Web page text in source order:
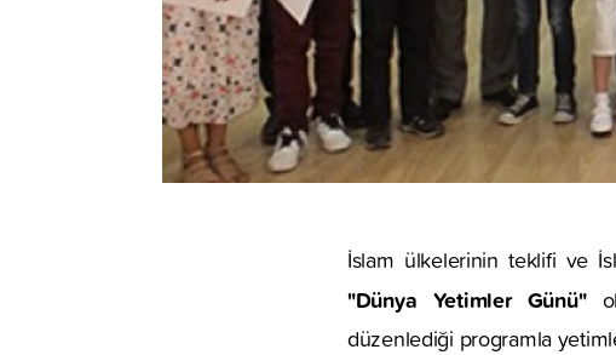
İslam ülkelerinin teklifi ve
"Dünya Yetimler Günü"
düzenlediği programla